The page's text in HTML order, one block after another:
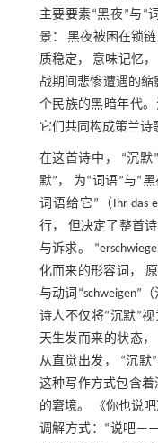
主要要素“黑夜”与“
景： 黑夜被困在锁
质稳定， 意味记忆
战期间悲惨遭遇的
个民族的黑暗年代。
它们共同构成策兰诗
在这首诗中， “沉默
默”， 为“词语”与“
词语给它”（Ihr das
行， 但决定了整首
与诉求。
化而来的形容词，
与动词“schweigen”
诗人不仅将“沉默”
天生发而来的状态，
从直觉出发， “沉默
这种写作方式包含
的窘境。 《你也说
调解方式：“说吧